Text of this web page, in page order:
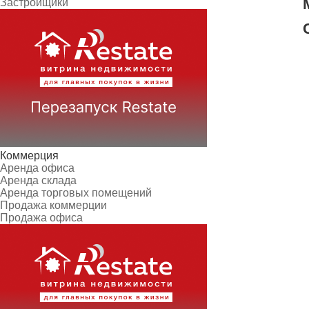
Застройщики
Коммерция
Аренда офиса
Аренда склада
Аренда торговых помещений
Продажа коммерции
Продажа офиса